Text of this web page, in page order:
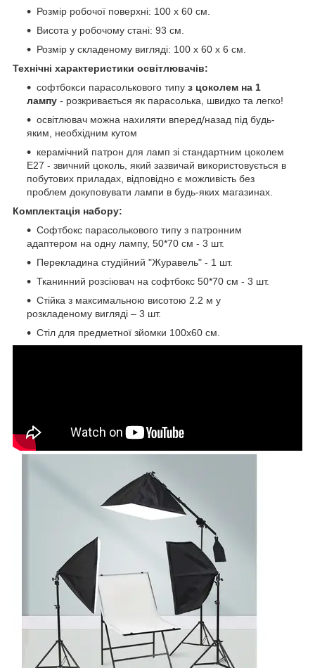
Розмір робочої поверхні: 100 х 60 см.
Висота у робочому стані: 93 см.
Розмір у складеному вигляді: 100 х 60 х 6 см.
Технічні характеристики освітлювачів:
софтбокси парасолькового типу з цоколем на 1
лампу - розкривається як парасолька, швидко та легко!
освітлювач можна нахиляти вперед/назад під будь-
яким, необхідним кутом
керамічний патрон для ламп зі стандартним цоколем
E27 - звичний цоколь, який зазвичай використовується в
побутових приладах, відповідно є можливість без
проблем докуповувати лампи в будь-яких магазинах.
Комплектація набору:
Софтбокс парасолькового типу з патронним
адаптером на одну лампу, 50*70 см - 3 шт.
Перекладина студійний "Журавель" - 1 шт.
Тканинний розсіювач на софтбокс 50*70 см - 3 шт.
Стійка з максимальною висотою 2.2 м у
розкладеному вигляді – 3 шт.
Стіл для предметної зйомки 100х60 см.